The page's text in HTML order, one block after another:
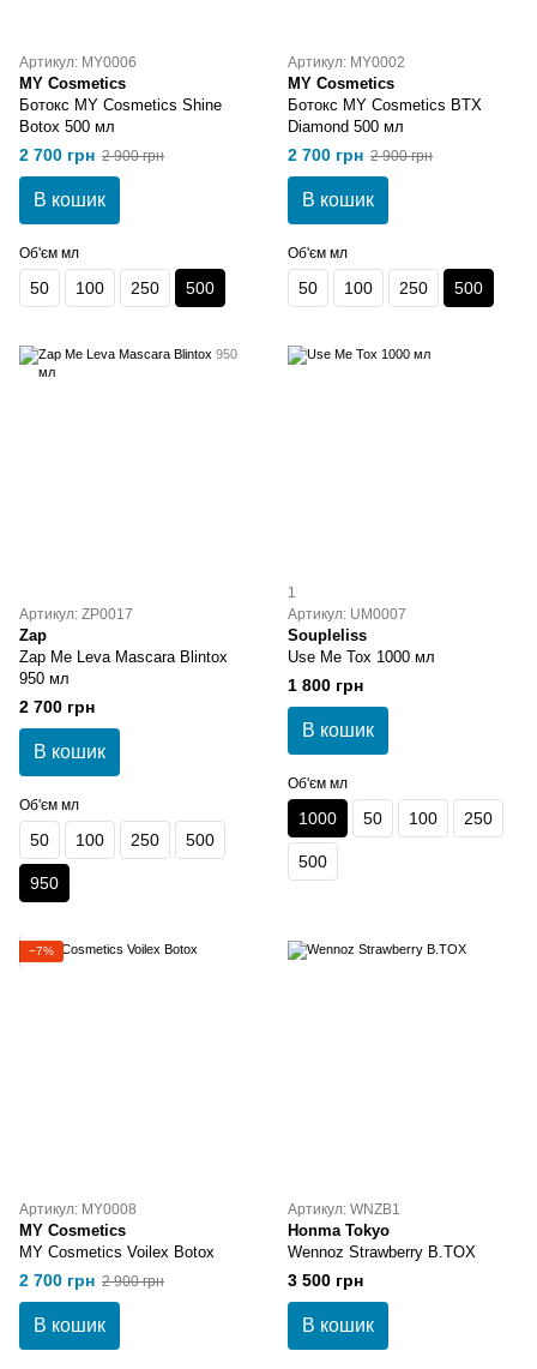
Артикул: MY0006
MY Cosmetics
Ботокс MY Cosmetics Shine
Botox 500 мл
2 700 грн 2 900 грн
В кошик
Об'єм мл
50 100 250 500
Артикул: MY0002
MY Cosmetics
Ботокс MY Cosmetics BTX
Diamond 500 мл
2 700 грн 2 900 грн
В кошик
Об'єм мл
50 100 250 500
Артикул: ZP0017
Zap
Zap Me Leva Mascara Blintox
950 мл
2 700 грн
В кошик
Об'єм мл
50 100 250 500
950
1
Артикул: UM0007
Soupleliss
Use Me Tox 1000 мл
1 800 грн
В кошик
Об'єм мл
1000 50 100 250
500
−7%
Артикул: MY0008
MY Cosmetics
MY Cosmetics Voilex Botox
2 700 грн 2 900 грн
В кошик
Артикул: WNZB1
Honma Tokyo
Wennoz Strawberry B.TOX
3 500 грн
В кошик